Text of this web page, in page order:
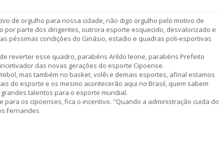
de orgulho para nossa cidade, não digo orgulho pelo motivo de
por parte dos dirigentes, outrora esporte esquecido, desvalorizado e
péssimas condições do Ginásio, estadio e quadras poli-esportivas
reverter esse quadro, parabéns Arildo leone, parabéns Prefeito
das novas gerações do esporte Cipoense.
mas também no basket, volêi e demais esportes, afinal estamos
do esporte e os mesmo acontecerão aqui no Brasil, quem sabem
talentos para o esporte mundial.
para os cipoenses, fica o incentivo. "Quando a administração cuida do
Fernandes